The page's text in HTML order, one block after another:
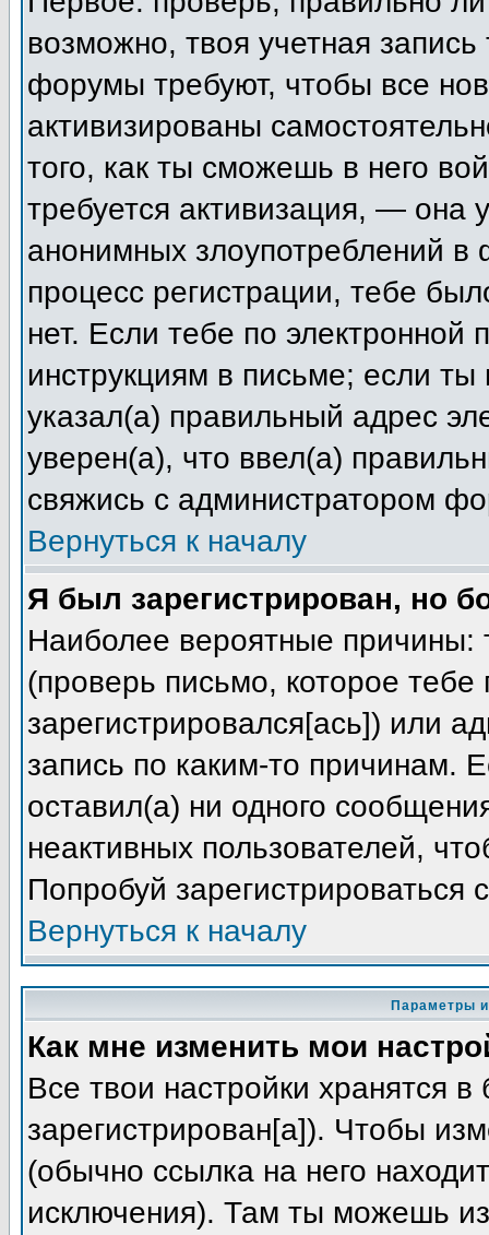
возможно, твоя учетная
форумы требуют, чтобы все
активизированы
того, как ты сможешь в него
требуется активизация, — она
анонимных злоупотреблений
процесс регистрации, тебе
нет. Если тебе по электронной
инструкциям в письме; если
указал(а) правильный адрес
уверен(а), что ввел(а)
свяжись с администратором
Вернуться к началу
Я был зарегистрирован, но
Наиболее вероятные причины:
(проверь письмо, которое тебе
зарегистрировался[ась]) или
запись по каким-то причинам.
оставил(а) ни одного
неактивных пользователей,
Попробуй зарегистрироваться
Вернуться к началу
Параметры
Как мне изменить мои
Все твои настройки хранятся
зарегистрирован[а]). Чтобы
(обычно ссылка на него
исключения). Там ты можешь